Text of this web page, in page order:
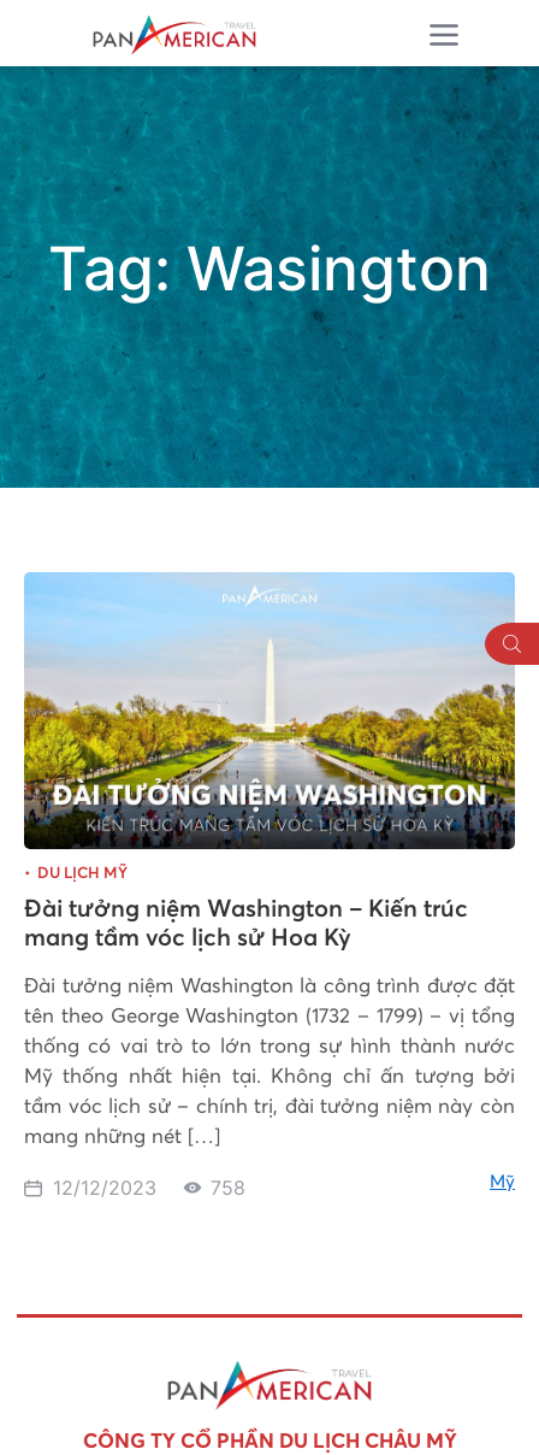
Tag:Wasington
DU LỊCH MỸ
Đài tưởng niệm Washington – Kiến trúc
mang tầm vóc lịch sử Hoa Kỳ
Đài tưởng niệm Washington là công trình được đặt
tên theo George Washington (1732 – 1799) – vị tổng
thống có vai trò to lớn trong sự hình thành nước
Mỹ thống nhất hiện tại. Không chỉ ấn tượng bởi
tầm vóc lịch sử – chính trị, đài tưởng niệm này còn
mang những nét […]
12/12/2023 758 Mỹ
CÔNG TY CỔ PHẦN DU LỊCH CHÂU MỸ